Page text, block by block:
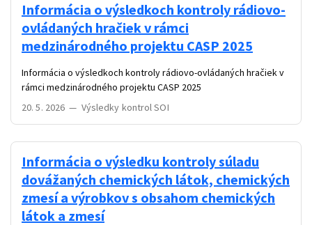
Informácia o výsledkoch kontroly rádiovo-
ovládaných hračiek v rámci
medzinárodného projektu CASP 2025
Informácia o výsledkoch kontroly rádiovo-ovládaných hračiek v
rámci medzinárodného projektu CASP 2025
20. 5. 2026 — Výsledky kontrol SOI
Informácia o výsledku kontroly súladu
dovážaných chemických látok, chemických
zmesí a výrobkov s obsahom chemických
látok a zmesí